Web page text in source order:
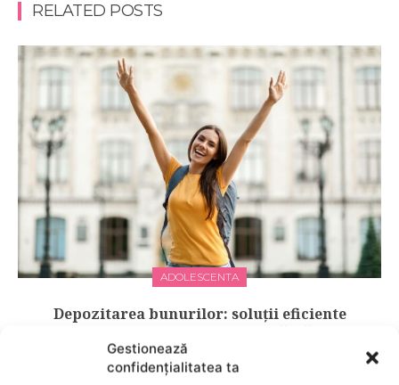
Gestionează
confidențialitatea ta
RELATED POSTS
ADOLESCENTA
Depozitarea bunurilor: soluții eficiente